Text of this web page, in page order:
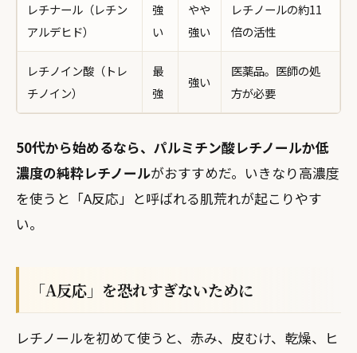
レチナール（レチン
アルデヒド）
強
い
やや
強い
レチノールの約11
倍の活性
レチノイン酸（トレ
チノイン）
最
強
強い
医薬品。医師の処
方が必要
50代から始めるなら、パルミチン酸レチノールか低
濃度の純粋レチノールがおすすめだ。いきなり高濃度
を使うと「A反応」と呼ばれる肌荒れが起こりやす
い。
「A反応」を恐れすぎないために
レチノールを初めて使うと、赤み、皮むけ、乾燥、ヒ